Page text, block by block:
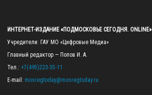
ИНТЕРНЕТ-ИЗДАНИЕ «ПОДМОСКОВЬЕ СЕГОДНЯ. ONLINE»
Учредители: ГАУ МО «Цифровые Медиа»
Главный редактор — Попов И. А.
Тел.: +7(495)223-35-11
E-mail: mosregtoday@mosregtoday.ru